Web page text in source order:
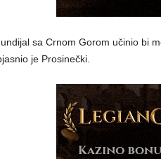
sa Crnom Gorom učinio bi
je Prosinečki.